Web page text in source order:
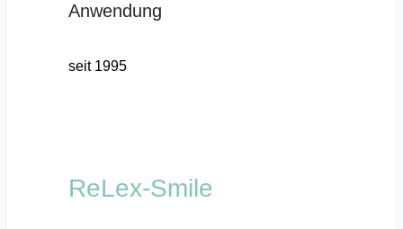
Anwendung
seit 1995
ReLex-Smile